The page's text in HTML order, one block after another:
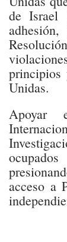
de Israel
principios
Unidas.
Apoyar
acceso a